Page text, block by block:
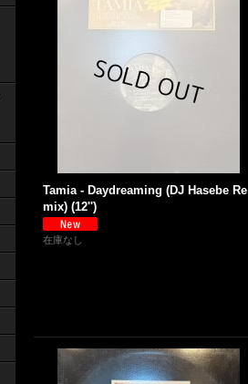
Tamia - Daydreaming (DJ Hasebe Re
mix) (12'')
在庫なし